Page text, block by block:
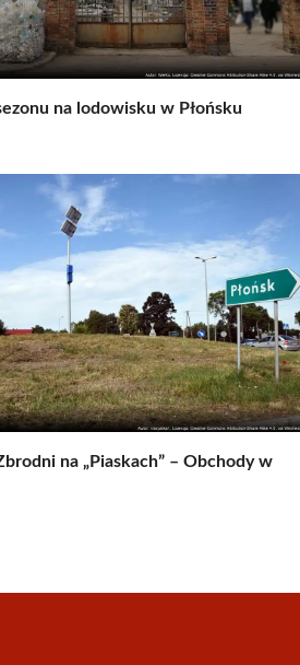
na lodowisku w Płońsku
na „Piaskach” – Obchody w